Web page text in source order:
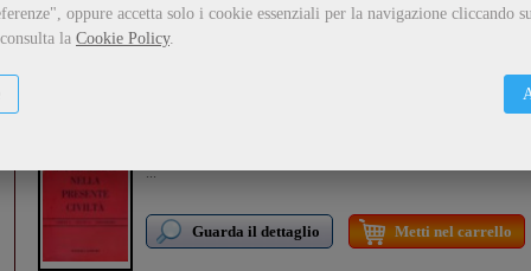
oppure accetta solo i cookie essenziali per la navigazione cliccando
la Cookie Policy.
...
Guarda il dettaglio Metti nel carrello